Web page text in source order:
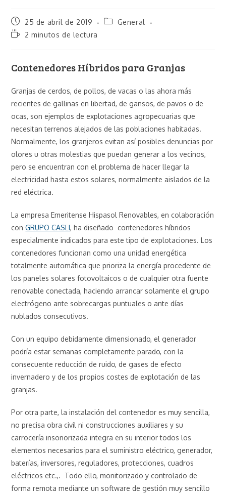
25 de abril de 2019
General
2 minutos de lectura
Contenedores Híbridos para Granjas
Granjas de cerdos, de pollos, de vacas o las ahora más
recientes de gallinas en libertad, de gansos, de pavos o de
ocas, son ejemplos de explotaciones agropecuarias que
necesitan terrenos alejados de las poblaciones habitadas.
Normalmente, los granjeros evitan así posibles denuncias por
olores u otras molestias que puedan generar a los vecinos,
pero se encuentran con el problema de hacer llegar la
electricidad hasta estos solares, normalmente aislados de la
red eléctrica.
La empresa Emeritense Hispasol Renovables, en colaboración
conGRUPO CASLI, ha diseñado contenedores híbridos
especialmente indicados para este tipo de explotaciones. Los
contenedores funcionan como una unidad energética
totalmente automática que prioriza la energía procedente de
los paneles solares fotovoltaicos o de cualquier otra fuente
renovable conectada, haciendo arrancar solamente el grupo
electrógeno ante sobrecargas puntuales o ante días
nublados consecutivos.
Con un equipo debidamente dimensionado, el generador
podría estar semanas completamente parado, con la
consecuente reducción de ruido, de gases de efecto
invernadero y de los propios costes de explotación de las
granjas.
Por otra parte, la instalación del contenedor es muy sencilla,
no precisa obra civil ni construcciones auxiliares y su
carrocería insonorizada integra en su interior todos los
elementos necesarios para el suministro eléctrico, generador,
baterías, inversores, reguladores, protecciones, cuadros
eléctricos etc.,. Todo ello, monitorizado y controlado de
forma remota mediante un software de gestión muy sencillo